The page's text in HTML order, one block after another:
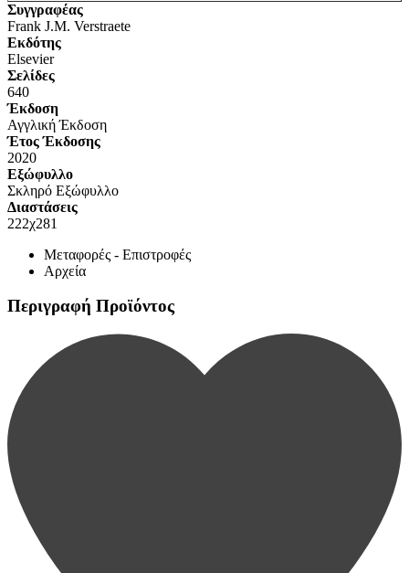
Συγγραφέας
Frank J.M. Verstraete
Eκδότης
Elsevier
Σελίδες
640
Έκδοση
Αγγλική Έκδοση
Έτος Έκδοσης
2020
Εξώφυλλο
Σκληρό Εξώφυλλο
Διαστάσεις
222χ281
Μεταφορές - Επιστροφές
Αρχεία
Περιγραφή Προϊόντος